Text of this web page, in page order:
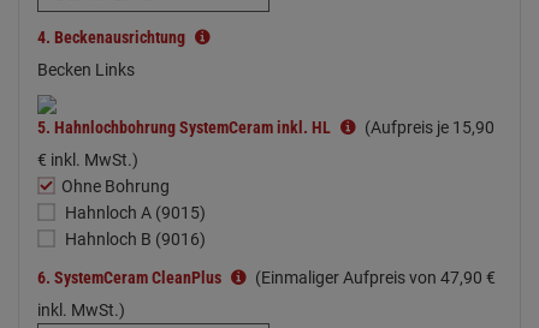
4. Beckenausrichtung
Becken Links
5. Hahnlochbohrung SystemCeram inkl. HL (Aufpreis je 15,90
€ inkl. MwSt.)
Ohne Bohrung
Hahnloch A (9015)
Hahnloch B (9016)
6. SystemCeram CleanPlus (Einmaliger Aufpreis von 47,90 €
inkl. MwSt.)